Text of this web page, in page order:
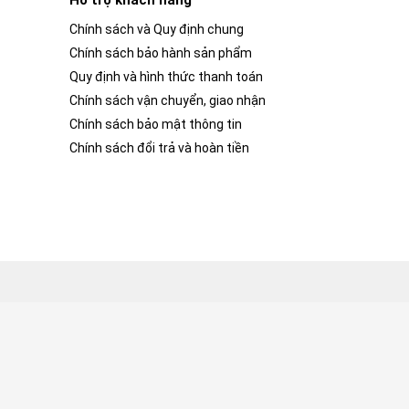
Chính sách và Quy định chung
Chính sách bảo hành sản phẩm
Quy định và hình thức thanh toán
Chính sách vận chuyển, giao nhận
Chính sách bảo mật thông tin
Chính sách đổi trả và hoàn tiền